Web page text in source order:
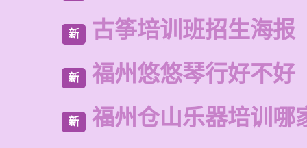
新 古筝培训班招生海报
新 福州悠悠琴行好不好
新 福州仓山乐器培训哪